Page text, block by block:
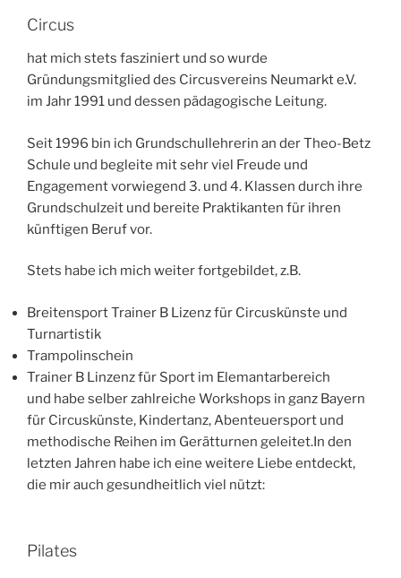
Circus
hat mich stets fasziniert und so wurde
Gründungsmitglied des Circusvereins Neumarkt e.V.
im Jahr 1991 und dessen pädagogische Leitung.
Seit 1996 bin ich Grundschullehrerin an der Theo-Betz
Schule und begleite mit sehr viel Freude und
Engagement vorwiegend 3. und 4. Klassen durch ihre
Grundschulzeit und bereite Praktikanten für ihren
künftigen Beruf vor.
Stets habe ich mich weiter fortgebildet, z.B.
Breitensport Trainer B Lizenz für Circuskünste und
Turnartistik
Trampolinschein
Trainer B Linzenz für Sport im Elemantarbereich
und habe selber zahlreiche Workshops in ganz Bayern
für Circuskünste, Kindertanz, Abenteuersport und
methodische Reihen im Gerätturnen geleitet.In den
letzten Jahren habe ich eine weitere Liebe entdeckt,
die mir auch gesundheitlich viel nützt:
Pilates